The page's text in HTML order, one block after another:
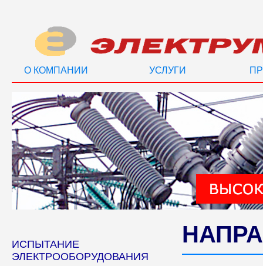
О КОМПАНИИ УСЛУГИ
ИСПЫТАНИЕ
ЭЛЕКТРООБОРУДОВАНИЯ